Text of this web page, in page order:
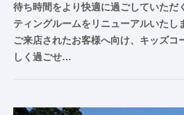
待ち時間をより快適に過ごしていただ
ティングルームをリニューアルいた
ご来店されたお客様へ向け、キッズコ
しく過ごせ…